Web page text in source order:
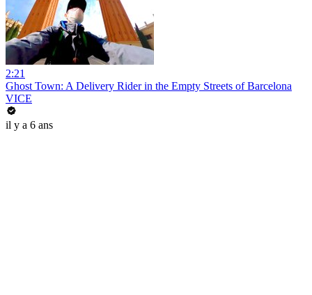
2:21
Ghost Town: A Delivery Rider in the Empty Streets of Barcelona
VICE
il y a 6 ans